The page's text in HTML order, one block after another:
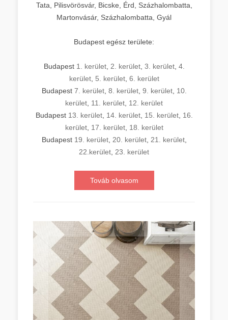
Tata, Pilisvörösvár, Bicske, Érd, Százhalombatta,
Martonvásár, Százhalombatta, Gyál
Budapest egész területe:
Budapest 1. kerület, 2. kerület, 3. kerület, 4.
kerület, 5. kerület, 6. kerület
Budapest 7. kerület, 8. kerület, 9. kerület, 10.
kerület 11. kerület 12. kerület
Budapest 13. kerület, 14. kerület, 15. kerület, 16.
kerület, 17. kerület, 18. kerület
Budapest 19. kerület, 20. kerület, 21. kerület,
22.kerület 23. kerület
Továb olvasom